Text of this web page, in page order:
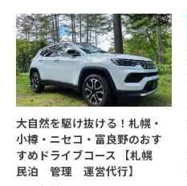
ですが、近年のグリーンシー
ズンも…
大自然を駆け抜ける！札幌・
小樽・ニセコ・富良野のおす
すめドライブコース 【札幌
民泊 管理 運営代行】